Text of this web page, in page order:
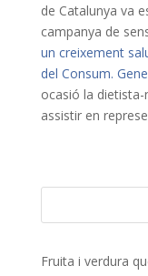
de Catalunya va
campanya de
un creixement
del Consum.
ocasió la
assistir en
Fruita i verdura